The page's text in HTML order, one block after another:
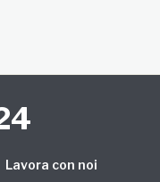
Lavora con noi